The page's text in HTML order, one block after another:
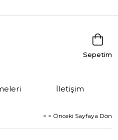
Sepetim
İletişim
< < Önceki Sayfaya Dön